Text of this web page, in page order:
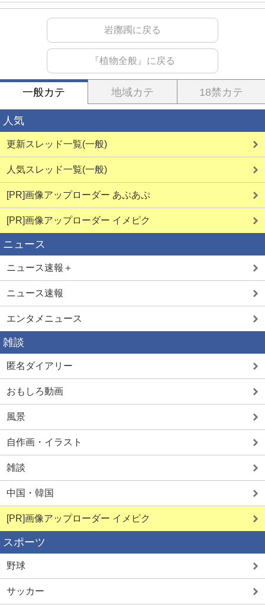
岩躑躅に戻る
『植物全般』に戻る
一般カテ 地域カテ 18禁カテ
人気
更新スレッド一覧(一般)
人気スレッド一覧(一般)
[PR]画像アップローダー あぷあぷ
[PR]画像アップローダー イメピク
ニュース
ニュース速報＋
ニュース速報
エンタメニュース
雑談
匿名ダイアリー
おもしろ動画
風景
自作画・イラスト
雑談
中国・韓国
[PR]画像アップローダー イメピク
スポーツ
野球
サッカー